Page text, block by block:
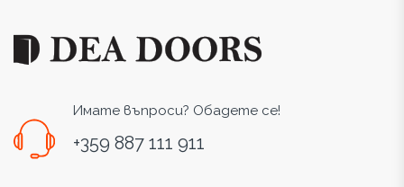
Имате въпроси? Обадете се!
+359 887 111 911